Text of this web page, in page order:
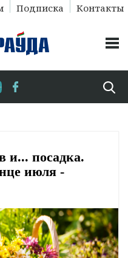
Подписка Контакты
и... посадка.
июля -